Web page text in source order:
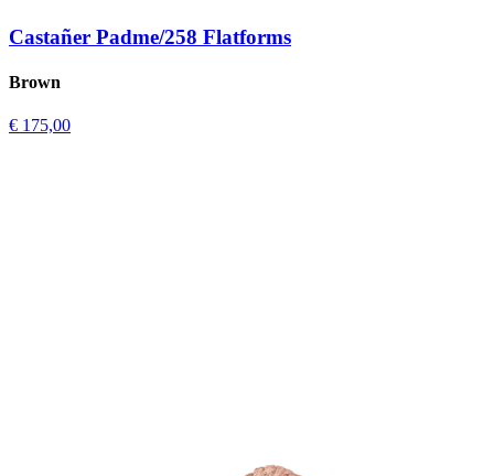
Castañer Padme/258 Flatforms
Brown
€ 175,00